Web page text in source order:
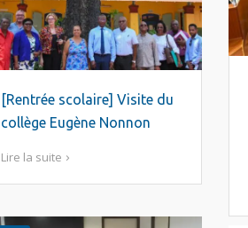
[Rentrée scolaire] Visite du
collège Eugène Nonnon
Lire la suite